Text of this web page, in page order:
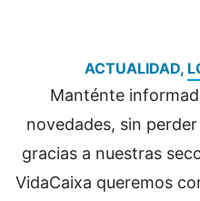
ACTUALIDAD,
Manténte
novedades, sin
gracias a nuestras
VidaCaixa queremos